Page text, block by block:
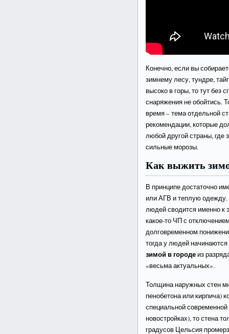
Конечно, если вы
зимнему лесу, тундре,
высоко в горы, то тут без
снаряжения не обойтись.
время – тема отдельной
рекомендации, которые
любой другой страны, где
сильные морозы.
Как выжить
В принципе достаточно
или АГВ и теплую
людей сводится именно к
какое-то ЧП с
долговременном
тогда у людей
зимой в городеиз
«весьма актуальных».
Толщина наружных стен
пенобетона или кирпича)
специальной современной
новостройках), то стена
градусов Цельсия